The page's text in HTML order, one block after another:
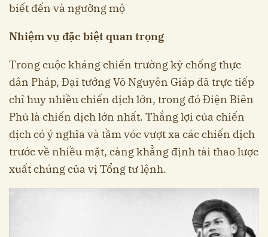
biết đến và ngưỡng mộ
Nhiệm vụ đặc biệt quan trọng
Trong cuộc kháng chiến trường kỳ chống thực
dân Pháp, Đại tướng Võ Nguyên Giáp đã trực tiếp
chỉ huy nhiều chiến dịch lớn, trong đó Điện Biên
Phủ là chiến dịch lớn nhất. Thắng lợi của chiến
dịch có ý nghĩa và tầm vóc vượt xa các chiến dịch
trước về nhiều mặt, càng khẳng định tài thao lược
xuất chúng của vị Tổng tư lệnh.